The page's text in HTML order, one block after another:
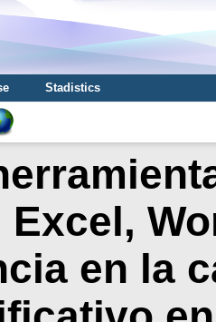
Stadistics
Excel,
en la